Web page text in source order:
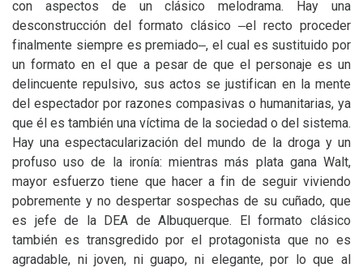
con aspectos de un clásico melodrama. Hay una
desconstrucción del formato clásico ‒el recto proceder
finalmente siempre es premiado‒, el cual es sustituido por
un formato en el que a pesar de que el personaje es un
delincuente repulsivo, sus actos se justifican en la mente
del espectador por razones compasivas o humanitarias, ya
que él es también una víctima de la sociedad o del sistema.
Hay una espectacularización del mundo de la droga y un
profuso uso de la ironía: mientras más plata gana Walt,
mayor esfuerzo tiene que hacer a fin de seguir viviendo
pobremente y no despertar sospechas de su cuñado, que
es jefe de la DEA de Albuquerque. El formato clásico
también es transgredido por el protagonista que no es
agradable, ni joven, ni guapo, ni elegante, por lo que al